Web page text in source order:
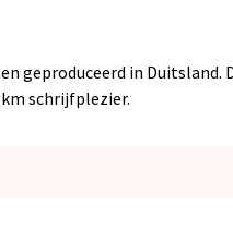
geproduceerd in
schrijfplezier.